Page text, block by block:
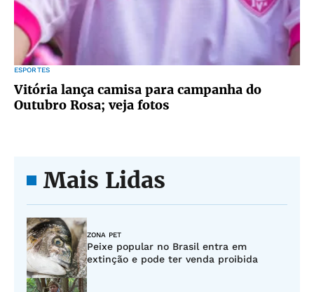
ESPORTES
Vitória lança camisa para campanha do
Outubro Rosa; veja fotos
Mais Lidas
ZONA PET
Peixe popular no Brasil entra em
extinção e pode ter venda proibida